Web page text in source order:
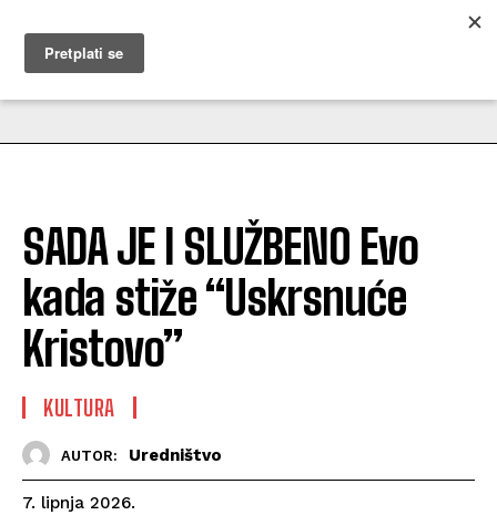
MUŽEVNI BUDITE
SADA JE I SLUŽBENO Evo
kada stiže “Uskrsnuće
Kristovo”
KULTURA
AUTOR: Uredništvo
7. lipnja 2026.